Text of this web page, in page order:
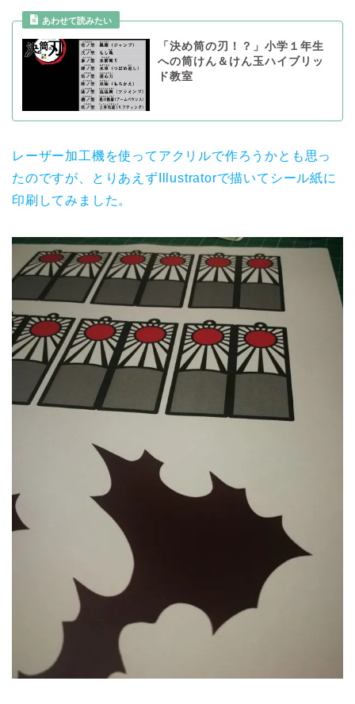
あわせて読みたい
「決め筒の刃！？」小学１年生
への筒けん＆けん玉ハイブリッ
ド教室
レーザー加工機を使ってアクリルで作ろうかとも思っ
たのですが、とりあえずIllustratorで描いてシール紙に
印刷してみました。